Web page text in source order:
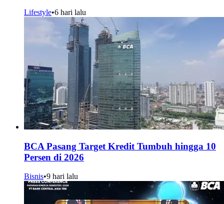
Lifestyle•6 hari lalu
BCA Pasang Target Kredit Tumbuh hingga 10
Persen di 2026
Bisnis•9 hari lalu